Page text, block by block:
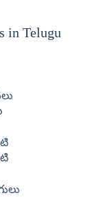
in Telugu